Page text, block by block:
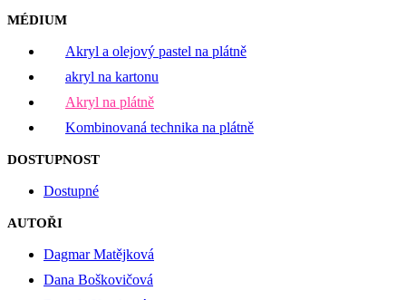
MÉDIUM
Akryl a olejový pastel na plátně
akryl na kartonu
Akryl na plátně
Kombinovaná technika na plátně
DOSTUPNOST
Dostupné
AUTOŘI
Dagmar Matějková
Dana Boškovičová